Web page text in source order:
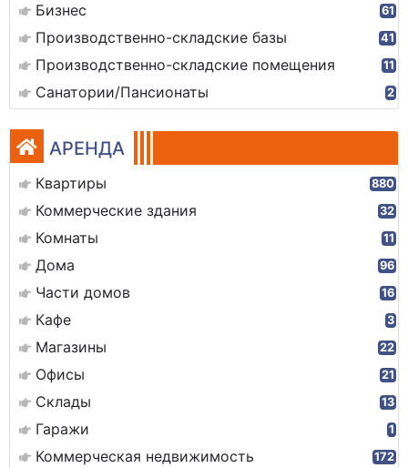
Бизнес 61
Производственно-складские базы 41
Производственно-складские помещения 11
Санатории/Пансионаты 2
АРЕНДА
Квартиры 880
Коммерческие здания 32
Комнаты 11
Дома 96
Части домов 16
Кафе 3
Магазины 22
Офисы 21
Склады 13
Гаражи 1
Коммерческая недвижимость 172